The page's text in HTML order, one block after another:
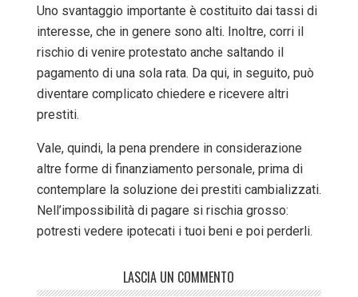
Uno svantaggio importante è costituito dai tassi di
interesse, che in genere sono alti. Inoltre, corri il
rischio di venire protestato anche saltando il
pagamento di una sola rata. Da qui, in seguito, può
diventare complicato chiedere e ricevere altri
prestiti.
Vale, quindi, la pena prendere in considerazione
altre forme di finanziamento personale, prima di
contemplare la soluzione dei prestiti cambializzati.
Nell’impossibilità di pagare si rischia grosso:
potresti vedere ipotecati i tuoi beni e poi perderli.
LASCIA UN COMMENTO